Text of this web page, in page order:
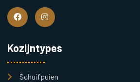
Kozijntypes
Schuifpuien